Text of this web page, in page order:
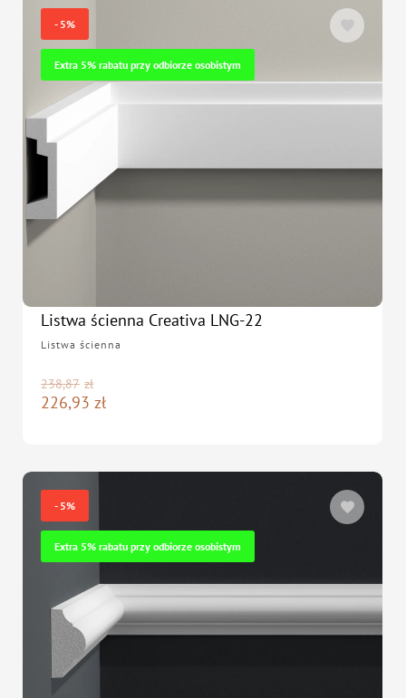
- 5%
Extra 5% rabatu przy odbiorze osobistym
Listwa ścienna Creativa LNG-22
Listwa ścienna
zł
238,87
zł
226,93
- 5%
Extra 5% rabatu przy odbiorze osobistym